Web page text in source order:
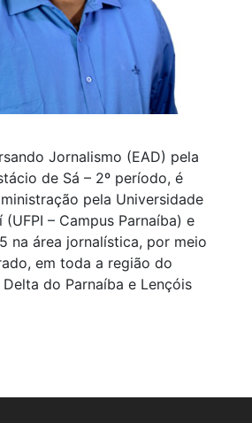
Jornalismo (EAD) pela
de Sá – 2º período, é
pela Universidade
(UFPI – Campus Parnaíba) e
na área jornalística, por meio
em toda a região do
Delta do Parnaíba e Lençóis